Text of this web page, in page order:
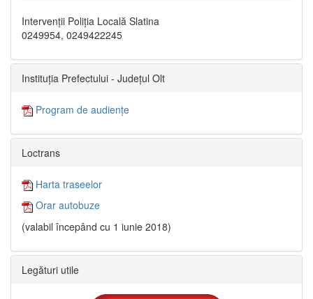
Intervenții Poliția Locală Slatina
0249954, 0249422245
Instituția Prefectului - Județul Olt
Program de audiențe
Loctrans
Harta traseelor
Orar autobuze
(valabil începând cu 1 iunie 2018)
Legături utile